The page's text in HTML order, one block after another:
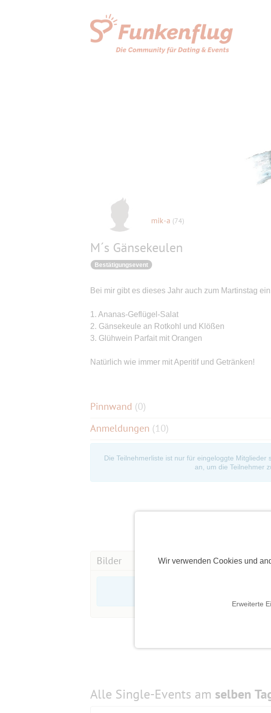
Wir verwenden Cookies und
Erweiterte
mik-a (74)
M´s Gänsekeulen
Bestätigungsevent
Bei mir gibt es dieses Jahr auch zum Martinstag
1. Ananas-Geflügel-Salat
2. Gänsekeule an Rotkohl und Klößen
3. Glühwein Parfait mit Orangen
Natürlich wie immer mit Aperitif und Getränken!
Pinnwand (0)
Anmeldungen (10)
Die Teilnehmerliste ist nur für eingeloggte Mitglieder
an, um die Teilnehmer
Bilder
Alle Single-Events am selben